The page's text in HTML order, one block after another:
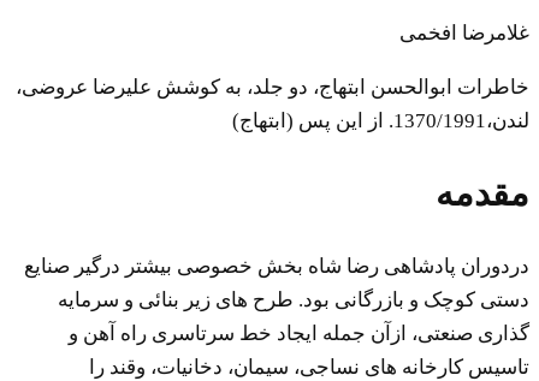
غلامرضا افخمی
خاطرات ابوالحسن ابتهاج، دو جلد، به کوشش علیرضا عروضی،
لندن،1370/1991. از این پس (ابتهاج)
مقدمه
دردوران پادشاهی رضا شاه بخش خصوصی بیشتر درگیر صنایع
دستی کوچک و بازرگانی بود. طرح های زیر بنائی و سرمایه
گذاری صنعتی، ازآن جمله ایجاد خط سرتاسری راه آهن و
تاسیس کارخانه های نساجی، سیمان، دخانیات، وقند را